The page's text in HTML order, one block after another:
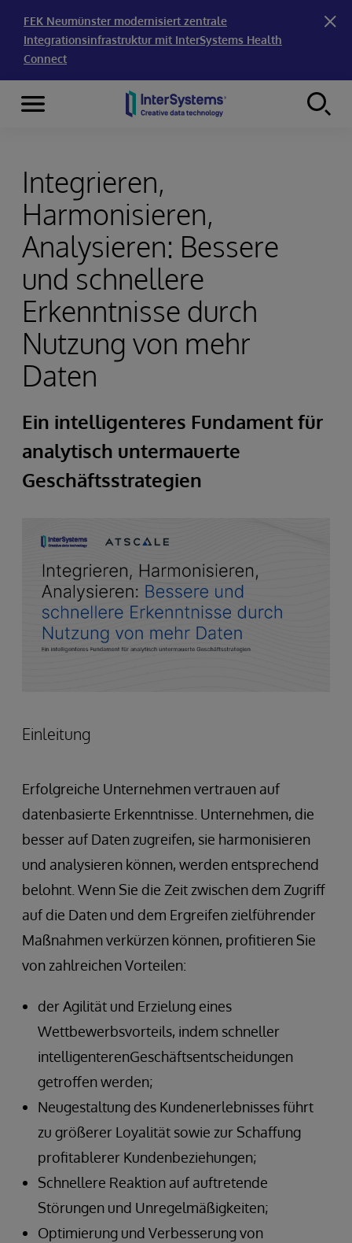
FEK Neumünster modernisiert zentrale
Integrationsinfrastruktur mit InterSystems Health
Connect
Skip to content
Menu
Integrieren,
Harmonisieren,
Analysieren: Bessere
und schnellere
Erkenntnisse durch
Nutzung von mehr
Daten
Ein intelligenteres Fundament für
analytisch untermauerte
Geschäftsstrategien
Einleitung
Erfolgreiche Unternehmen vertrauen auf
datenbasierte Erkenntnisse. Unternehmen, die
besser auf Daten zugreifen, sie harmonisieren
und analysieren können, werden entsprechend
belohnt. Wenn Sie die Zeit zwischen dem Zugriff
auf die Daten und dem Ergreifen zielführender
Maßnahmen verkürzen können, profitieren Sie
von zahlreichen Vorteilen:
der Agilität und Erzielung eines
Wettbewerbsvorteils, indem schneller
intelligenterenGeschäftsentscheidungen
getroffen werden;
Neugestaltung des Kundenerlebnisses führt
zu größerer Loyalität sowie zur Schaffung
profitablerer Kundenbeziehungen;
Schnellere Reaktion auf auftretende
Störungen und Unregelmäßigkeiten;
Optimierung und Verbesserung von